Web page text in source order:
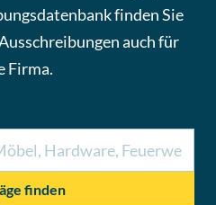
finden Sie
auch für
Firma.
finden